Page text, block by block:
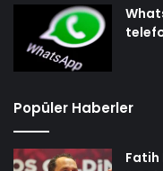
Popüler Haberler
Fatih